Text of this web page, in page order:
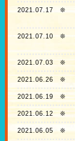
2021.07.17 ❊
2021.07.10 ❊
2021.07.03 ❊
2021.06.26 ❊
2021.06.19 ❊
2021.06.12❊
2021.06.05 ❊